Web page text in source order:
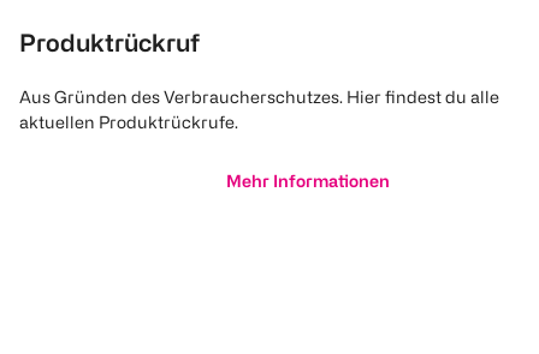
Produktrückruf
Aus Gründen des Verbraucherschutzes. Hier findest du alle
aktuellen Produktrückrufe.
Mehr Informationen